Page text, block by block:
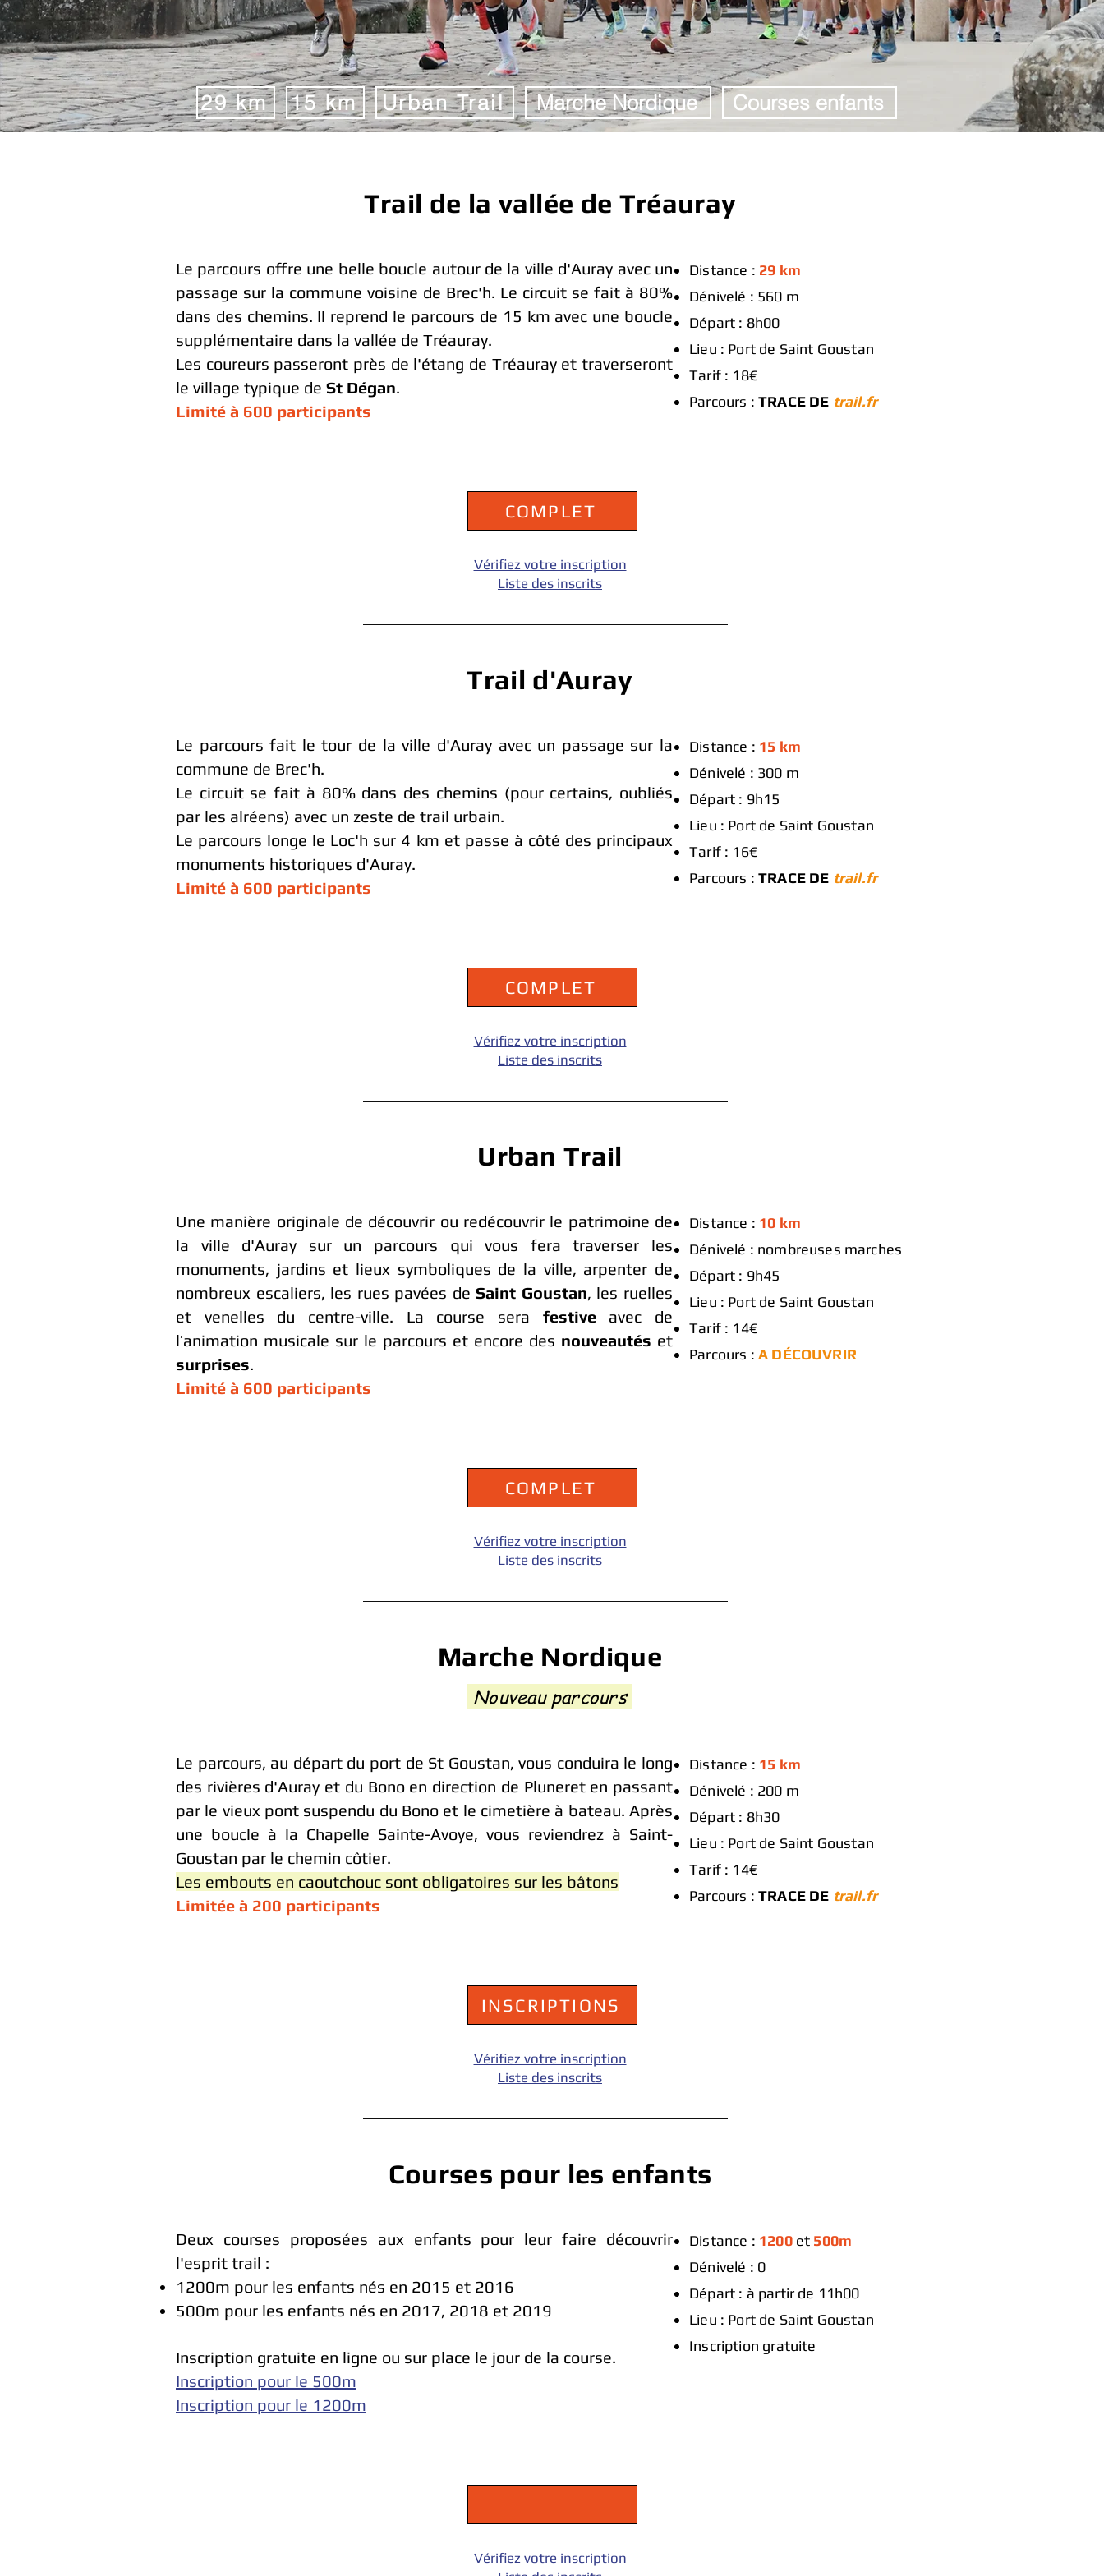
29 km 15 km Urban Trail Marche Nordique Courses enfants
Trail de la vallée de Tréauray
Le parcours offre une belle boucle autour de la ville d'Auray avec un
passage sur la commune voisine de Brec'h. Le circuit se fait à 80%
dans des chemins. Il reprend le parcours de 15 km avec une boucle
supplémentaire dans la vallée de Tréauray.
Les coureurs passeront près de l'étang de Tréauray et traverseront
le village typique de St Dégan.
Limité à 600 participants
Distance : 29 km
Dénivelé : 560 m
Départ : 8h00
Lieu : Port de Saint Goustan
Tarif : 18€
Parcours : TRACE DE trail.fr
COMPLET
Vérifiez votre inscription
Liste des inscrits
Trail d'Auray
Le parcours fait le tour de la ville d'Auray avec un passage sur la
commune de Brec'h.
Le circuit se fait à 80% dans des chemins (pour certains, oubliés
par les alréens) avec un zeste de trail urbain.
Le parcours longe le Loc'h sur 4 km et passe à côté des principaux
monuments historiques d'Auray.
Limité à 600 participants
Distance : 15 km
Dénivelé : 300 m
Départ : 9h15
Lieu : Port de Saint Goustan
Tarif : 16€
​Parcours : TRACE DE trail.fr
COMPLET
Vérifiez votre inscription
Liste des inscrits
Urban Trail
Une manière originale de découvrir ou redécouvrir le patrimoine de
la ville d'Auray sur un parcours qui vous fera traverser les
monuments, jardins et lieux symboliques de la ville, arpenter de
nombreux escaliers, les rues pavées deSaint Goustan, les ruelles
et venelles du centre-ville. La course sera festive avec de
l’animation musicale sur le parcours et encore des nouveautés et
surprises.
Limité à 600 participants
Distance : 10 km
Dénivelé : nombreuses marches
Départ : 9h45
Lieu : Port de Saint Goustan
Tarif : 14€
Parcours : A DÉCOUVRIR
COMPLET
Vérifiez votre inscription
Liste des inscrits
Marche Nordique
Nouveau parcours
Le parcours, au départ du port de St Goustan, vous conduira le long
des rivières d'Auray et du Bono en direction de Pluneret en passant
par le vieux pont suspendu du Bono et le cimetière à bateau. Après
une boucle à la Chapelle Sainte-Avoye, vous reviendrez à Saint-
Goustan par le chemin côtier.
Les embouts en caoutchouc sont obligatoires sur les bâtons
Limitée à 200 participants
Distance : 15 km
Dénivelé : 200 m
Départ : 8h30
Lieu : Port de Saint Goustan
Tarif : 14€
​Parcours : TRACE DE trail.fr
INSCRIPTIONS
Vérifiez votre inscription
Liste des inscrits
Courses pour les enfants
Deux courses proposées aux enfants pour leur faire découvrir
l'esprit trail :
1200m pour les enfants nés en 2015 et 2016
500m pour les enfants nés en 2017, 2018 et 2019
Inscription gratuite en ligne ou sur place le jour de la course.
Inscription pour le 500m
Inscription pour le 1200m
Distance : 1200 et 500m
Dénivelé : 0
Départ : à partir de 11h00
Lieu : Port de Saint Goustan
​Inscription gratuite​
Vérifiez votre inscription